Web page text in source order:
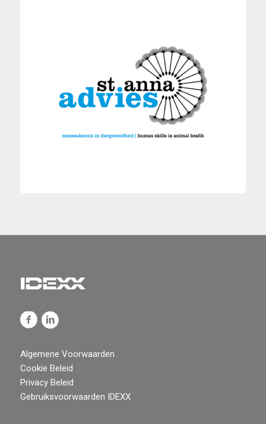
Algemene Voorwaarden
Cookie Beleid
Privacy Beleid
Gebruiksvoorwaarden IDEXX